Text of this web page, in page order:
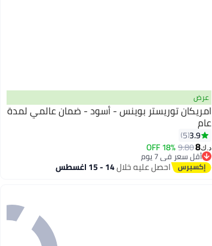
عرض
امريكان توريستر بوينس - أسود - ضمان عالمي لمدة
عام
3.9
5
د.ك‏8
9.80
18% OFF
أقل سعر في 7 يوم
أقل سعر في 7 يوماحصل عليه خلال14 - 15 اغسطس